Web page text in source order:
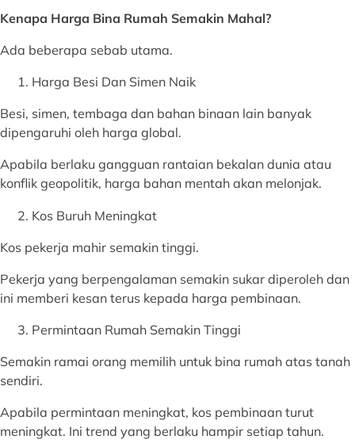
Kenapa Harga Bina Rumah Semakin Mahal?
Ada beberapa sebab utama.
Harga Besi Dan Simen Naik
Besi, simen, tembaga dan bahan binaan lain banyak
dipengaruhi oleh harga global.
Apabila berlaku gangguan rantaian bekalan dunia atau
konflik geopolitik, harga bahan mentah akan melonjak.
Kos Buruh Meningkat
Kos pekerja mahir semakin tinggi.
Pekerja yang berpengalaman semakin sukar diperoleh dan
ini memberi kesan terus kepada harga pembinaan.
Permintaan Rumah Semakin Tinggi
Semakin ramai orang memilih untuk bina rumah atas tanah
sendiri.
Apabila permintaan meningkat, kos pembinaan turut
meningkat. Ini trend yang berlaku hampir setiap tahun.